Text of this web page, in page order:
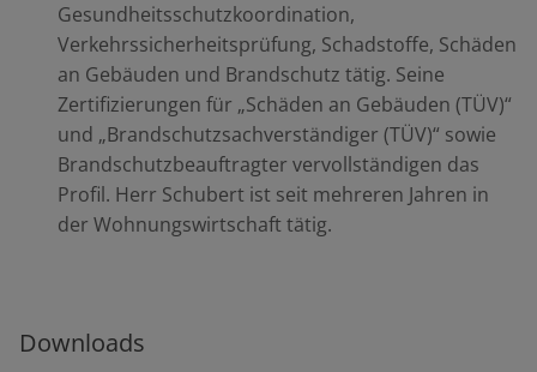
Gesundheitsschutzkoordination,
Verkehrssicherheitsprüfung, Schadstoffe, Schäden
an Gebäuden und Brandschutz tätig. Seine
Zertifizierungen für „Schäden an Gebäuden (TÜV)“
und „Brandschutzsachverständiger (TÜV)“ sowie
Brandschutzbeauftragter vervollständigen das
Profil. Herr Schubert ist seit mehreren Jahren in
der Wohnungswirtschaft tätig.
Downloads